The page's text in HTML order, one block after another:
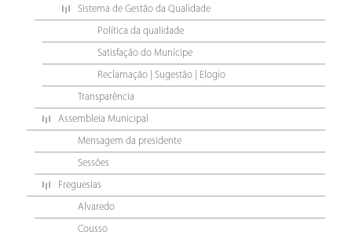
Sistema de Gestão da Qualidade
Política da qualidade
Satisfação do Munícipe
Reclamação | Sugestão | Elogio
Transparência
Assembleia Municipal
Mensagem da presidente
Sessões
Freguesias
Alvaredo
Cousso